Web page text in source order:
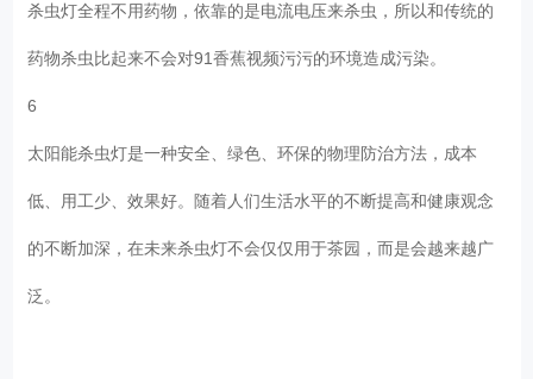
杀虫灯全程不用药物，依靠的是电流电压来杀虫，所以和传统的
药物杀虫比起来不会对91香蕉视频污污的环境造成污染。
6
太阳能杀虫灯是一种安全、绿色、环保的物理防治方法，成本
低、用工少、效果好。随着人们生活水平的不断提高和健康观念
的不断加深，在未来杀虫灯不会仅仅用于茶园，而是会越来越广
泛。